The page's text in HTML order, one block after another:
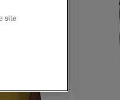
site